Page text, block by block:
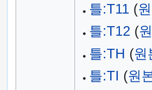
틀:T11 (
틀:T12 (
틀:TH (원
틀:TI (원